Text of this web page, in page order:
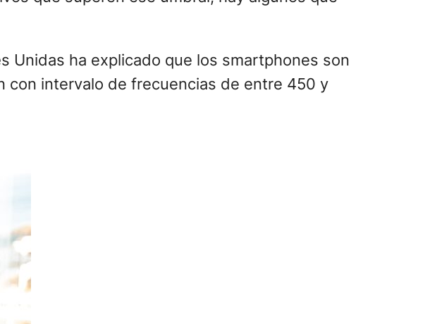
Unidas ha explicado que los smartphones son
con intervalo de frecuencias de entre 450 y